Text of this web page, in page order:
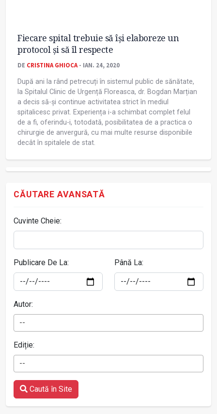
Fiecare spital trebuie să își elaboreze un
protocol și să îl respecte
DE CRISTINA GHIOCA- IAN. 24, 2020
După ani la rând petrecuți în sistemul public de sănătate,
la Spitalul Clinic de Urgență Floreasca, dr. Bogdan Marțian
a decis să-și continue activitatea strict în mediul
spitalicesc privat. Experiența i-a schimbat complet felul
de a fi, oferindu-i, totodată, posibilitatea de a practica o
chirurgie de anvergură, cu mai multe resurse disponibile
decât în spitalele de stat.
CĂUTARE AVANSATĂ
Cuvinte Cheie:
Publicare De La: Până La:
Autor:
--
Ediție:
--
Caută în Site